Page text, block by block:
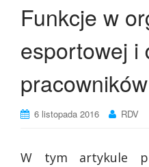
Funkcje w
esportowej i
6 listopada 2016 RDV
W tym artykule